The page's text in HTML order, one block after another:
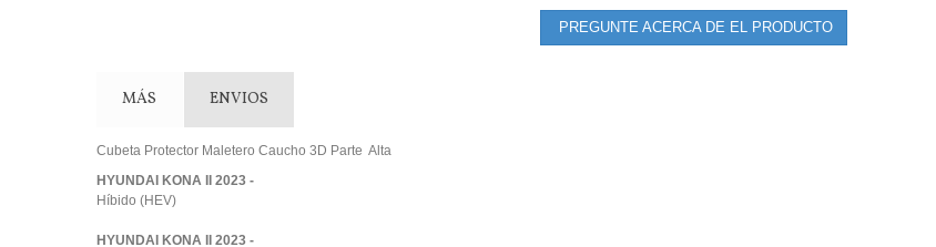
PREGUNTE ACERCA DE EL PRODUCTO
MÁS ENVIOS
Cubeta Protector Maletero Caucho 3D Parte Alta
HYUNDAI KONA II 2023 -
Híbido (HEV)
HYUNDAI KONA II 2023 -